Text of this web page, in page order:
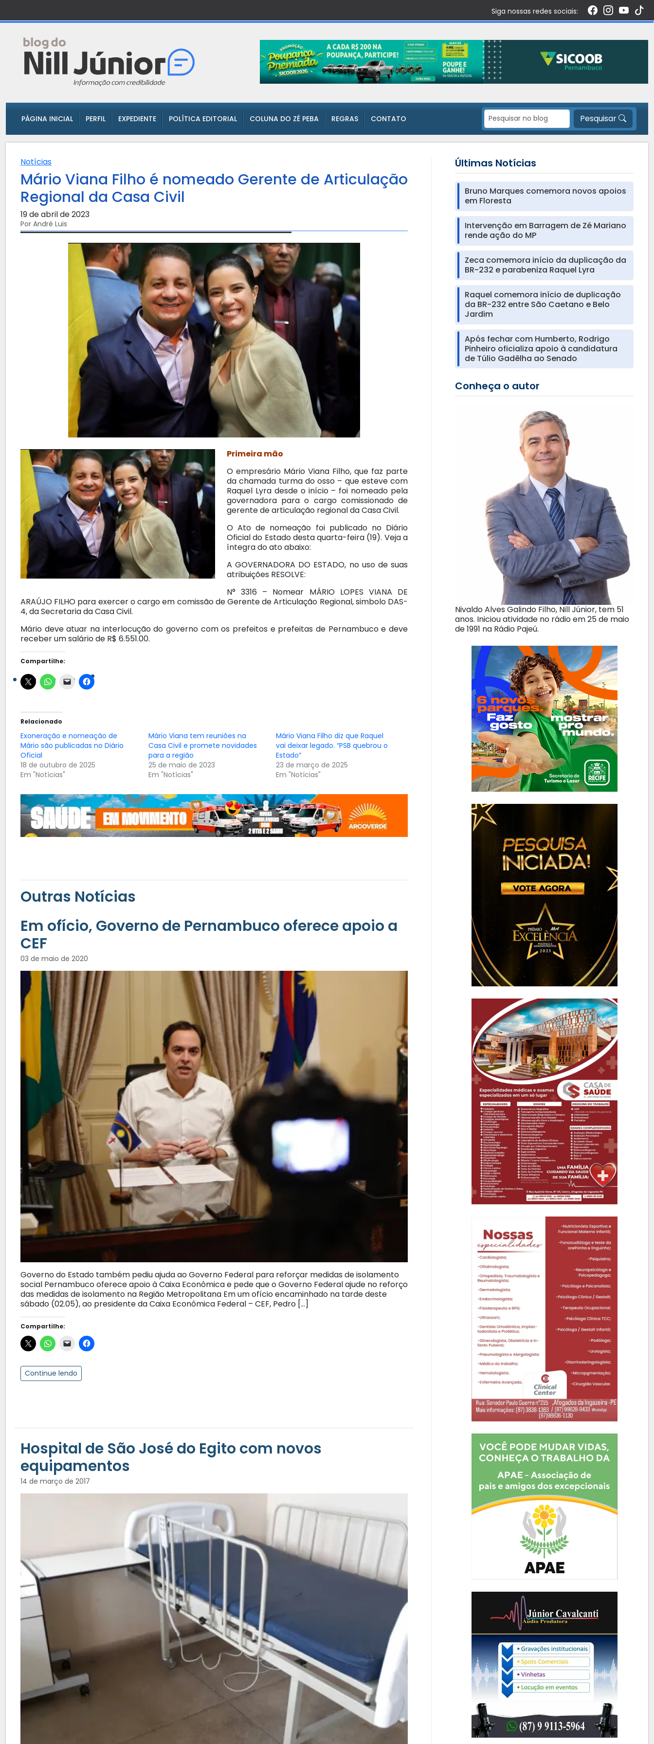
Siga nossas redes sociais:
PÁGINA INICIAL PERFIL EXPEDIENTE POLÍTICA EDITORIAL COLUNA DO ZÉ PEBA REGRAS CONTATO Pesquisar
Notícias
Mário Viana Filho é nomeado Gerente de Articulação
Regional da Casa Civil
19 de abril de 2023
Por André Luis
Primeira mão
O empresário Mário Viana Filho, que faz parte
da chamada turma do osso – que esteve com
Raquel Lyra desde o início – foi nomeado pela
governadora para o cargo comissionado de
gerente de articulação regional da Casa Civil.
O Ato de nomeação foi publicado no Diário
Oficial do Estado desta quarta-feira (19). Veja a
íntegra do ato abaixo:
A GOVERNADORA DO ESTADO, no uso de suas
atribuições RESOLVE:
N° 3316 – Nomear MÁRIO LOPES VIANA DE
ARAÚJO FILHO para exercer o cargo em comissão de Gerente de Articulação Regional, simbolo DAS-
4, da Secretaria da Casa Civil.
Mário deve atuar na interlocução do governo com os prefeitos e prefeitas de Pernambuco e deve
receber um salário de R$ 6.551.00.
Compartilhe:
Relacionado
Exoneração e nomeação de
Mário são publicadas no Diário
Oficial
18 de outubro de 2025
Em "Notícias"
Mário Viana tem reuniões na
Casa Civil e promete novidades
para a região
25 de maio de 2023
Em "Notícias"
Mário Viana Filho diz que Raquel
vai deixar legado. “PSB quebrou o
Estado”
23 de março de 2025
Em "Notícias"
Outras Notícias
Em ofício, Governo de Pernambuco oferece apoio a
CEF
03 de maio de 2020
Governo do Estado também pediu ajuda ao Governo Federal para reforçar medidas de isolamento
social Pernambuco oferece apoio à Caixa Econômica e pede que o Governo Federal ajude no reforço
das medidas de isolamento na Região Metropolitana Em um ofício encaminhado na tarde deste
sábado (02.05), ao presidente da Caixa Econômica Federal – CEF, Pedro […]
Compartilhe:
Continue lendo
Hospital de São José do Egito com novos
equipamentos
14 de março de 2017
Últimas Notícias
Bruno Marques comemora novos apoios
em Floresta
Intervenção em Barragem de Zé Mariano
rende ação do MP
Zeca comemora início da duplicação da
BR-232 e parabeniza Raquel Lyra
Raquel comemora início de duplicação
da BR-232 entre São Caetano e Belo
Jardim
Após fechar com Humberto, Rodrigo
Pinheiro oficializa apoio à candidatura
de Túlio Gadêlha ao Senado
Conheça o autor
Nivaldo Alves Galindo Filho, Nill Júnior, tem 51
anos. Iniciou atividade no rádio em 25 de maio
de 1991 na Rádio Pajeú.